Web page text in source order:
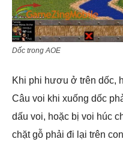
Dốc trong AOE
Khi phi hươu ở trên dốc,
Câu voi khi xuống dốc
dấu voi, hoặc bị voi húc
chặt gỗ phải đi lại trên